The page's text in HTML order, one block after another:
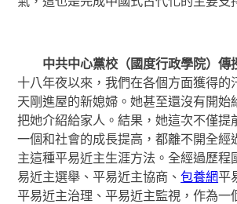
中共中心黨校（國度行政學院）傳
十八年夜以來，我們在各個方面獲得的
天剛進屋的新媳婦。她甚至還沒有開始
把她介紹給家人。結果，她這次不僅提
一個和社會的成長提高，都離不開全經
主這種平易近主生涯方法。全經過歷程
易近主選舉、平易近主協商、包養網平
平易近主治理、平易近主監視，作為一